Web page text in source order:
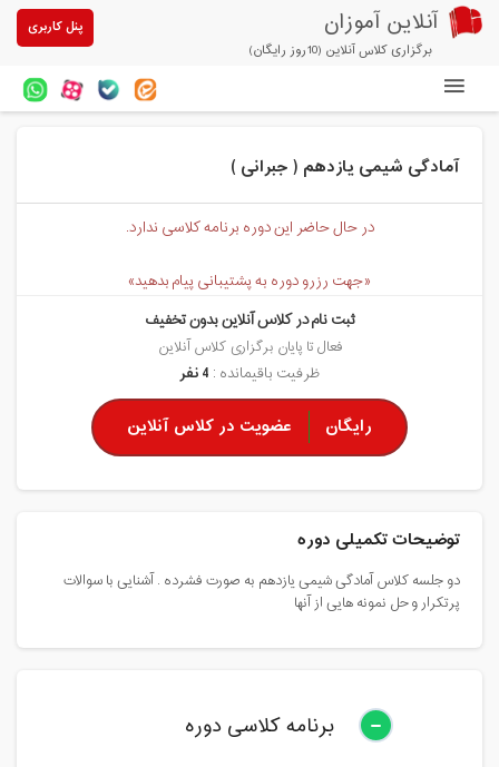
آنلاین آموزان
برگزاری کلاس آنلاین (10روز رایگان)
پنل کاربری
آزمون های آنلاین
مقالات آنلاین آموزان
پیشنهادهای ویژه
تخفیفهای مشارکتی
درباره ما
آمادگی شیمی یازدهم ( جبرانی )
در حال حاضر این دوره برنامه کلاسی ندارد.
«جهت رزرو دوره به پشتیبانی پیام بدهید»
ثبت نام در کلاس آنلاین بدون تخفیف
فعال تا پایان برگزاری کلاس آنلاین
ظرفیت باقیمانده : 4 نفر
رایگان عضویت در کلاس آنلاین
توضیحات تکمیلی دوره
دو جلسه کلاس آمادگی شیمی یازدهم به صورت فشرده . آشنایی با سوالات
پرتکرار و حل نمونه هایی از آنها
برنامه کلاسی دوره